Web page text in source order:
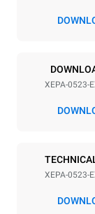
XEPA-0523-
XEPA-0523-